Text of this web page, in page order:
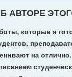
АВТОРЕ
которые я
на